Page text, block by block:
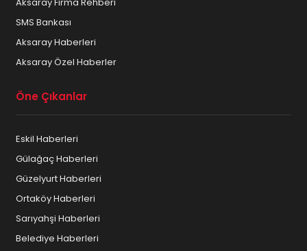
SMS Bankası
Aksaray Haberleri
Aksaray Özel Haberler
Öne Çıkanlar
Eskil Haberleri
Gülağaç Haberleri
Güzelyurt Haberleri
Ortaköy Haberleri
Sarıyahşi Haberleri
Belediye Haberleri